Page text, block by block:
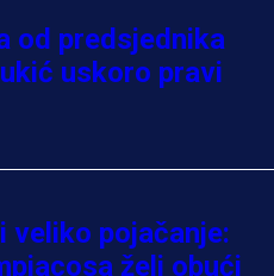
od predsjednika
uskoro pravi
veliko pojačanje:
želi obući